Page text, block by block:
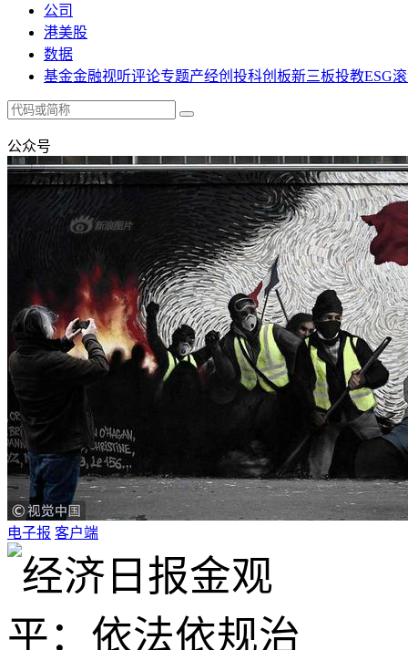
公司
港美股
数据
基金金融视听评论专题产经创投科创板新三板投教ESG
公众号
电子报 客户端